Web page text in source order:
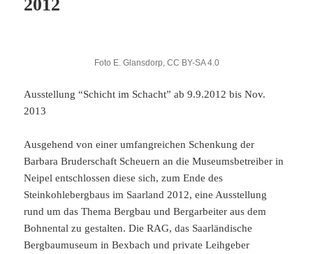
2012
Foto E. Glansdorp, CC BY-SA 4.0
Ausstellung “Schicht im Schacht” ab 9.9.2012 bis Nov.
2013
Ausgehend von einer umfangreichen Schenkung der
Barbara Bruderschaft Scheuern an die Museumsbetreiber in
Neipel entschlossen diese sich, zum Ende des
Steinkohlebergbaus im Saarland 2012, eine Ausstellung
rund um das Thema Bergbau und Bergarbeiter aus dem
Bohnental zu gestalten. Die RAG, das Saarländische
Bergbaumuseum in Bexbach und private Leihgeber